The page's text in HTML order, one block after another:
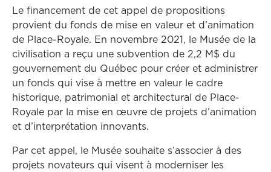
Le financement de cet appel de propositions
provient du fonds de mise en valeur et d’animation
de Place-Royale. En novembre 2021, le Musée de la
civilisation a reçu une subvention de 2,2 M$ du
gouvernement du Québec pour créer et administrer
un fonds qui vise à mettre en valeur le cadre
historique, patrimonial et architectural de Place-
Royale par la mise en œuvre de projets d’animation
et d’interprétation innovants.
Par cet appel, le Musée souhaite s’associer à des
projets novateurs qui visent à moderniser les